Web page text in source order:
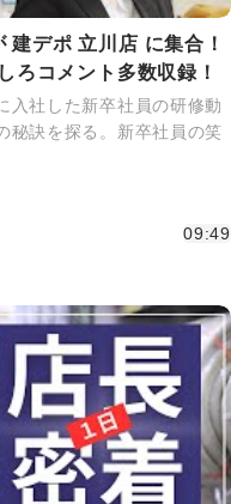
建デポ 立川店 に集合！
ろコメント多数収録！
入社した新卒社員の研修動
秘訣を探る。新卒社員の笑
09:49